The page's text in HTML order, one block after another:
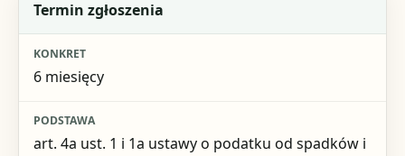
Co sprawdzić
Konkret
Podstawa
Termin zgłoszenia
6 miesięcy
art. 4a ust. 1 i 1a ustawy o podatku od spadków i